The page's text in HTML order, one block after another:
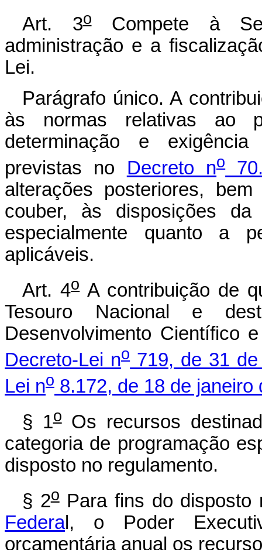
Art. 3oCompete à
administração e a
Lei.
Parágrafo único. A
às normas relativas ao
determinação e
previstas no Decreto no
alterações posteriores,
couber, às disposições
especialmente quanto a
aplicáveis.
Art. 4oA contribuição de
Tesouro Nacional e
Desenvolvimento Científico
Decreto-Lei no719, de 31 de
Lei no 8.172, de 18 de janeiro
§ 1oOs recursos
categoria de programação
disposto no regulamento.
§ 2oPara fins do
Federal, o Poder
orçamentária anual os